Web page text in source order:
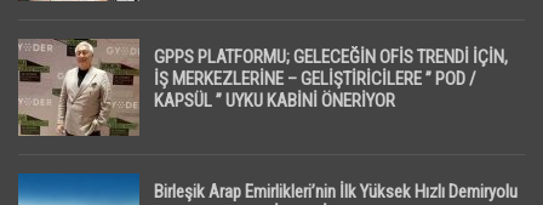
GPPS PLATFORMU; GELECEĞİN OFİS TRENDİ İÇİN,
İŞ MERKEZLERİNE – GELİŞTİRİCİLERE ” POD /
KAPSÜL ” UYKU KABİNİ ÖNERİYOR
Birleşik Arap Emirlikleri’nin İlk Yüksek Hızlı Demiryolu